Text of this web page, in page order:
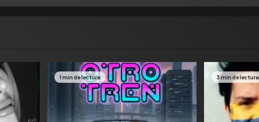
1 min de lectura 3 min de lectura